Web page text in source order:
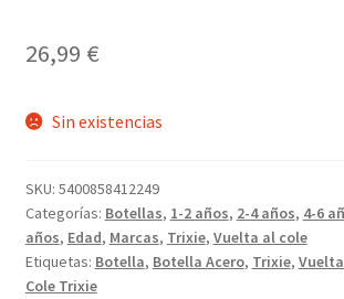
26,99 €
Sin existencias
SKU: 5400858412249
Categorías: Botellas, 1-2 años, 2-4 años, 4-6
años, Edad, Marcas, Trixie, Vuelta al cole
Etiquetas: Botella, Botella Acero, Trixie,
Cole Trixie